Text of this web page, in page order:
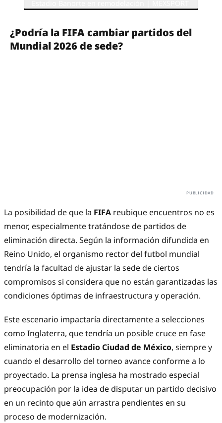
¿Podría la FIFA cambiar partidos del
Mundial 2026 de sede?
La posibilidad de que la FIFA reubique encuentros no es
menor, especialmente tratándose de partidos de
eliminación directa. Según la información difundida en
Reino Unido, el organismo rector del futbol mundial
tendría la facultad de ajustar la sede de ciertos
compromisos si considera que no están garantizadas las
condiciones óptimas de infraestructura y operación.
Este escenario impactaría directamente a selecciones
como Inglaterra, que tendría un posible cruce en fase
eliminatoria en el Estadio Ciudad de México, siempre y
cuando el desarrollo del torneo avance conforme a lo
proyectado. La prensa inglesa ha mostrado especial
preocupación por la idea de disputar un partido decisivo
en un recinto que aún arrastra pendientes en su
proceso de modernización.